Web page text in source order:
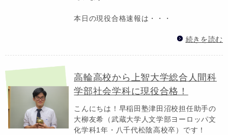
本日の現役合格速報は・・・
続きを読む
高輪高校から上智大学総合人間科
学部社会学科に現役合格！
こんにちは！早稲田塾津田沼校担任助手の
大柳友希（武蔵大学人文学部ヨーロッパ文
化学科1年・八千代松陰高校卒）です！